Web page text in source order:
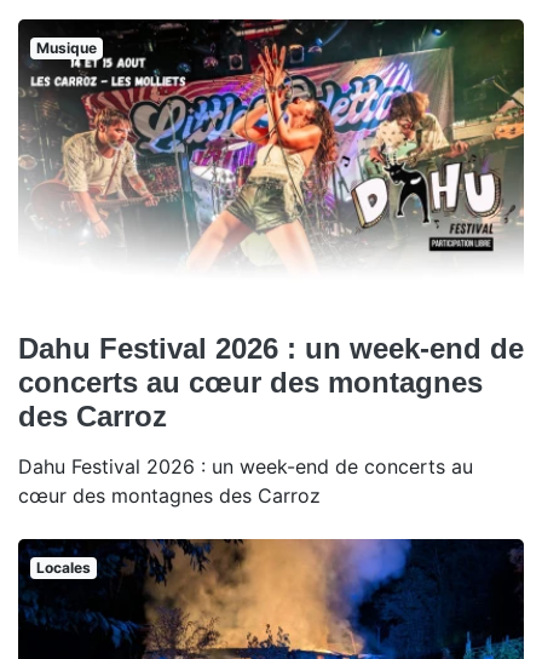
Musique
Dahu Festival 2026 : un week-end de
concerts au cœur des montagnes
des Carroz
Dahu Festival 2026 : un week-end de concerts au
cœur des montagnes des Carroz
Locales